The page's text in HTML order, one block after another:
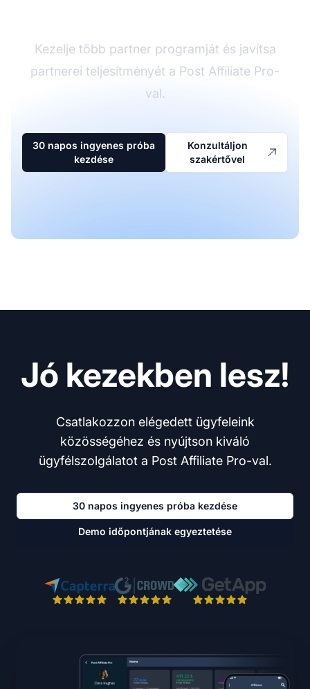
Kezelje több partner programját és javítsa
partnerei teljesítményét a Post Affiliate Pro-
val.
30 napos ingyenes próba
kezdése
Konzultáljon
szakértővel
Jó kezekben lesz!
Csatlakozzon elégedett ügyfeleink
közösségéhez és nyújtson kiváló
ügyfélszolgálatot a Post Affiliate Pro-val.
30 napos ingyenes próba kezdése
Demo időpontjának egyeztetése